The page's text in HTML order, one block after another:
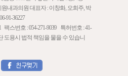
내과의원 대표자 : 이창화, 오희주, 박
91-36227
팩스번호 : 054-271-9039 특허번호 : 41-
도용시 법적 책임을 물을 수 있습니